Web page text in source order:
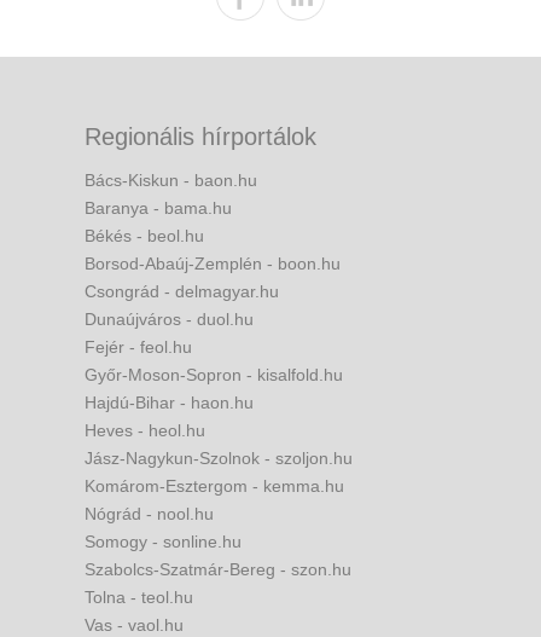
Regionális hírportálok
Bács-Kiskun - baon.hu
Baranya - bama.hu
Békés - beol.hu
Borsod-Abaúj-Zemplén - boon.hu
Csongrád - delmagyar.hu
Dunaújváros - duol.hu
Fejér - feol.hu
Győr-Moson-Sopron - kisalfold.hu
Hajdú-Bihar - haon.hu
Heves - heol.hu
Jász-Nagykun-Szolnok - szoljon.hu
Komárom-Esztergom - kemma.hu
Nógrád - nool.hu
Somogy - sonline.hu
Szabolcs-Szatmár-Bereg - szon.hu
Tolna - teol.hu
Vas - vaol.hu